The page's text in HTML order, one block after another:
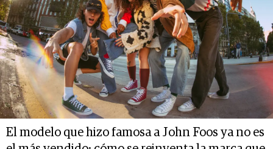
El modelo que hizo famosa a John Foos ya no es